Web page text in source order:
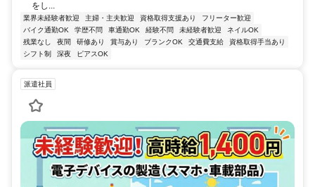
をし...
業界未経験者歓迎 主婦・主夫歓迎 資格取得支援あり
フリーター歓迎
バイク通勤OK
学歴不問 車通勤OK 経験不問 未経験者歓迎
ネイルOK
残業なし
夜間 研修あり 賞与あり ブランクOK 交通費支給
資格取得手当あり
シフト制
深夜 ピアスOK
派遣社員